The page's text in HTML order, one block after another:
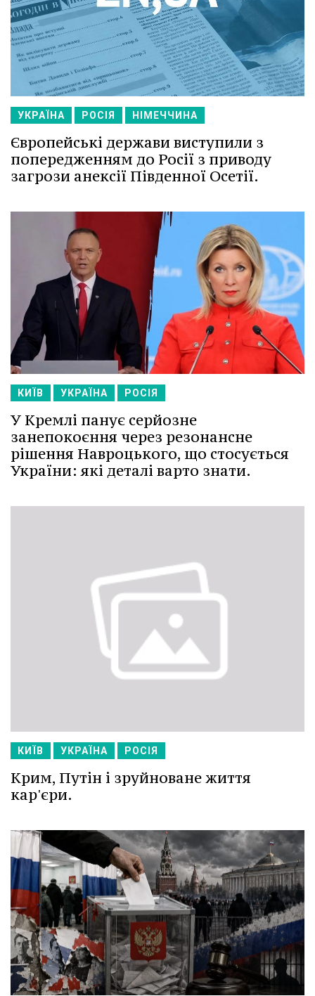
УКРАЇНА РОСІЯ НІМЕЧЧИНА
Європейські держави виступили з
попередженням до Росії з приводу
загрози анексії Південної Осетії.
КИЇВ УКРАЇНА РОСІЯ
У Кремлі панує серйозне
занепокоєння через резонансне
рішення Навроцького, що стосується
України: які деталі варто знати.
КИЇВ УКРАЇНА РОСІЯ
Крим, Путін і зруйноване життя
кар'єри.